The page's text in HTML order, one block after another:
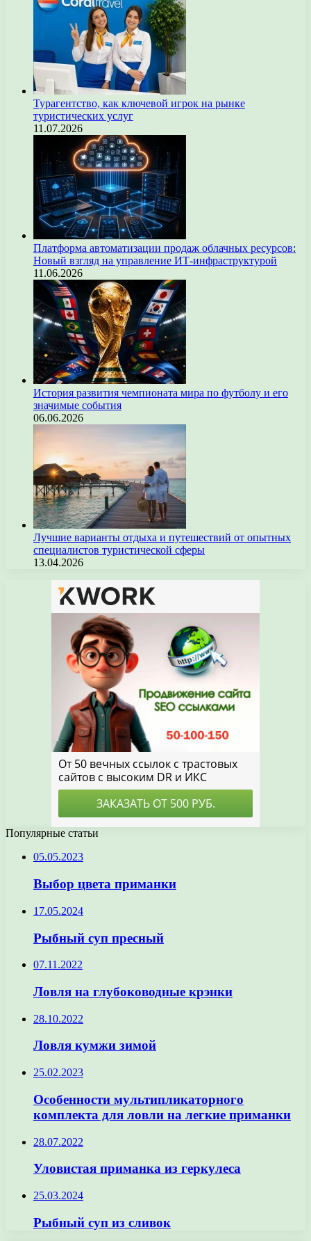
Турагентство, как ключевой игрок на рынке
туристических услуг
11.07.2026
Платформа автоматизации продаж облачных ресурсов:
Новый взгляд на управление ИТ-инфраструктурой
11.06.2026
История развития чемпионата мира по футболу и его
значимые события
06.06.2026
Лучшие варианты отдыха и путешествий от опытных
специалистов туристической сферы
13.04.2026
Популярные статьи
05.05.2023
Выбор цвета приманки
17.05.2024
Рыбный суп пресный
07.11.2022
Ловля на глубоководные крэнки
28.10.2022
Ловля кумжи зимой
25.02.2023
Особенности мультипликаторного
комплекта для ловли на легкие приманки
28.07.2022
Уловистая приманка из геркулеса
25.03.2024
Рыбный суп из сливок